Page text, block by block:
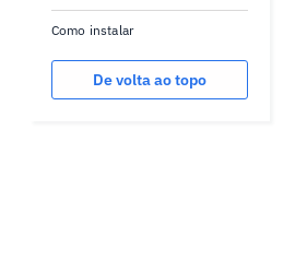
Como instalar
De volta ao topo